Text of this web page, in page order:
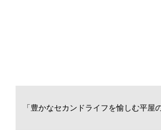
「豊かなセカンドライフを愉しむ平